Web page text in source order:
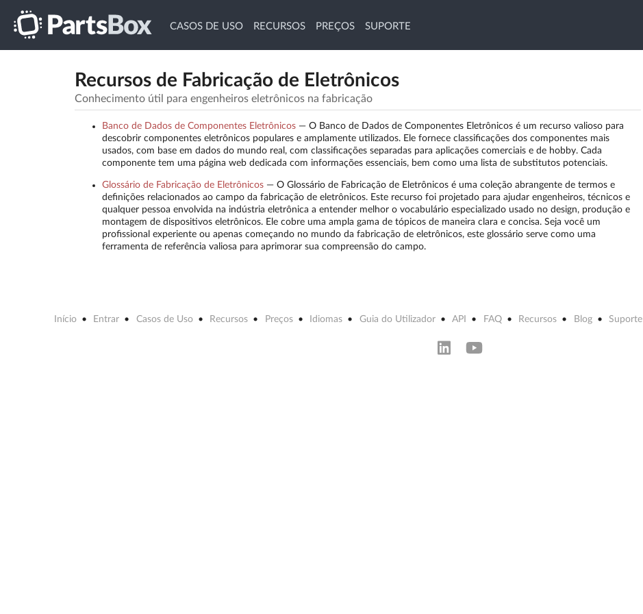
CASOS DE USO RECURSOS PREÇOS SUPORTE
Recursos de Fabricação de Eletrônicos
Conhecimento útil para engenheiros eletrônicos na fabricação
Banco de Dados de Componentes Eletrônicos— O Banco de Dados de Componentes Eletrônicos é um recurso valioso para
descobrir componentes eletrônicos populares e amplamente utilizados. Ele fornece classificações dos componentes mais
usados, com base em dados do mundo real, com classificações separadas para aplicações comerciais e de hobby. Cada
componente tem uma página web dedicada com informações essenciais, bem como uma lista de substitutos potenciais.
Glossário de Fabricação de Eletrônicos— O Glossário de Fabricação de Eletrônicos é uma coleção abrangente de termos e
definições relacionados ao campo da fabricação de eletrônicos. Este recurso foi projetado para ajudar engenheiros, técnicos e
qualquer pessoa envolvida na indústria eletrônica a entender melhor o vocabulário especializado usado no design, produção e
montagem de dispositivos eletrônicos. Ele cobre uma ampla gama de tópicos de maneira clara e concisa. Seja você um
profissional experiente ou apenas começando no mundo da fabricação de eletrônicos, este glossário serve como uma
ferramenta de referência valiosa para aprimorar sua compreensão do campo.
Início Entrar Casos de Uso Recursos Preços Idiomas Guia do Utilizador API FAQ Recursos Blog Suporte